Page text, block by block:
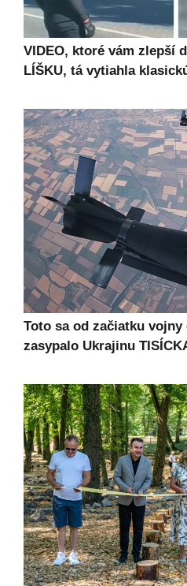
VIDEO, ktoré vám zlepší
LÍŠKU, tá vytiahla
Toto sa od začiatku
zasypalo Ukrajinu